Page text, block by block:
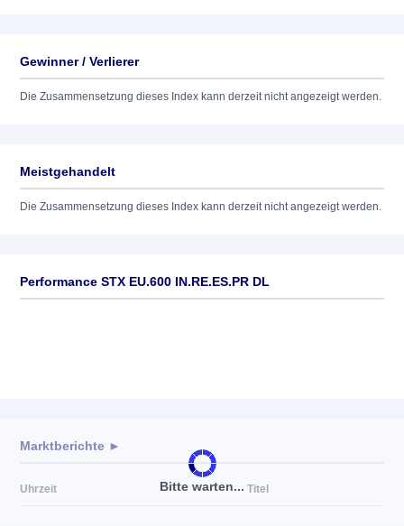
Gewinner / Verlierer
Die Zusammensetzung dieses Index kann derzeit nicht angezeigt werden.
Meistgehandelt
Die Zusammensetzung dieses Index kann derzeit nicht angezeigt werden.
Performance STX EU.600 IN.RE.ES.PR DL
Bitte warten...
Marktberichte ►
Uhrzeit Titel